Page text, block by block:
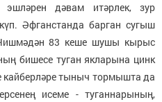
дәвам итәрлек, зур
Әфганстанда барган сугыш
83 кеше шушы кырыс
бишесе туган якларына цинк
кайберләре тыныч тормышта да
исеме - туганнарының,